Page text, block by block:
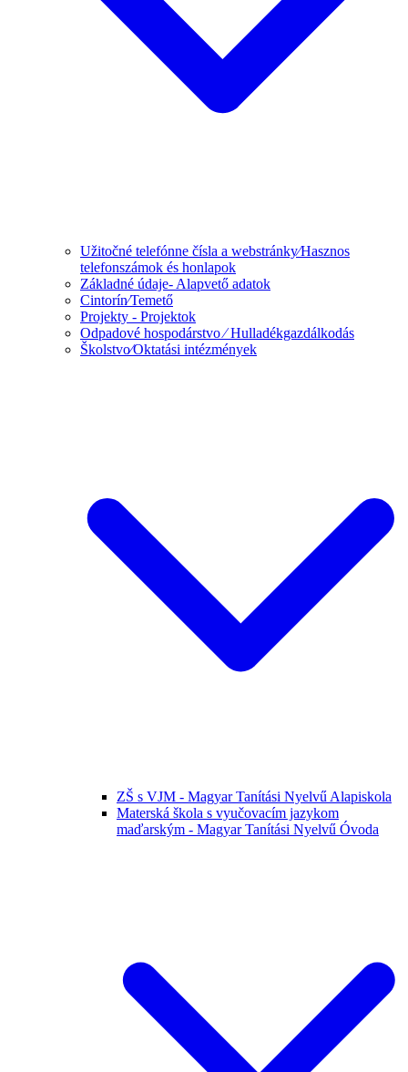
Užitočné telefónne čísla a webstránky⁄Hasznos
telefonszámok és honlapok
Základné údaje- Alapvető adatok
Cintorín⁄Temető
Projekty - Projektok
Odpadové hospodárstvo ⁄ Hulladékgazdálkodás
Školstvo⁄Oktatási intézmények
ZŠ s VJM - Magyar Tanítási Nyelvű Alapiskola
Materská škola s vyučovacím jazykom
maďarským - Magyar Tanítási Nyelvű Óvoda